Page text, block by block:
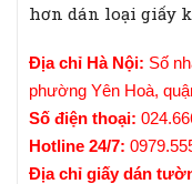
hơn dán loại giấy
Địa chỉ Hà Nội: Số
phường Yên Hoà,
Số điện thoại:
Hotline 24/7:
Địa chỉ giấy dán